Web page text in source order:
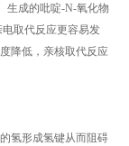
生成的吡啶-N-氧化物
取代反应更容易发
降低，亲核取代反应
氢形成氢键从而阻碍